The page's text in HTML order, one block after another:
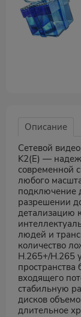
Описание
Сетевой
K2(E) —
современной
любого
подключение
разрешении
детализацию
людей и
количество
H.265+/H.265
пространства
входящего
стабильную
дисков
длительное